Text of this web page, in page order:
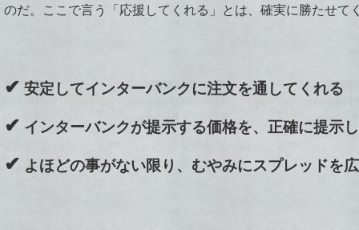
のだ。ここで言う「応援してくれる」とは、確実に勝たせて
✔ 安定してインターバンクに注文を通してくれる
✔ インターバンクが提示する価格を、正確に提示
✔ よほどの事がない限り、むやみにスプレッドを